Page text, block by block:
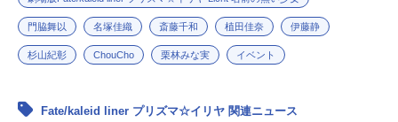
門脇舞以 名塚佳織 斎藤千和 植田佳奈 伊藤静
杉山紀彰 ChouCho 栗林みな実 イベント
Fate/kaleid liner プリズマ☆イリヤ 関連ニュース